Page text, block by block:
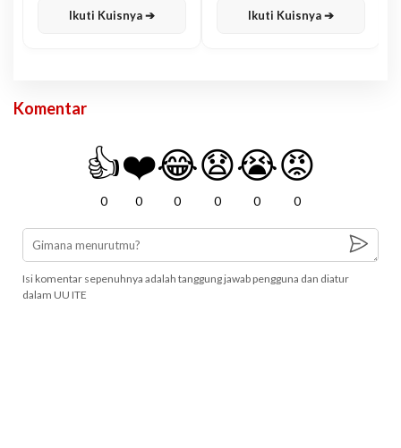
Ikuti Kuisnya ➔ Ikuti Kuisnya ➔
Komentar
👍
0
❤️
0
😂
0
😧
0
😭
0
😡
0
Isi komentar sepenuhnya adalah tanggung jawab pengguna dan diatur
dalam UU ITE